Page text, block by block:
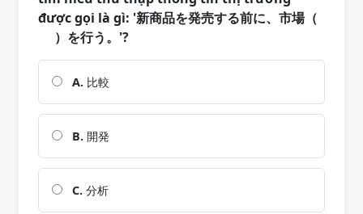
được gọi là gì: '新商品を発売する前に、市場（
）を行う。'?
A. 比較
B. 開発
C. 分析